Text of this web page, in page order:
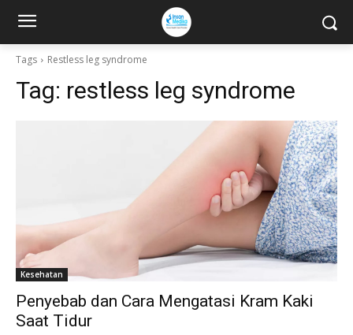
Tags Restless leg syndrome
Tag: restless leg syndrome
Kesehatan
Penyebab dan Cara Mengatasi Kram Kaki
Saat Tidur